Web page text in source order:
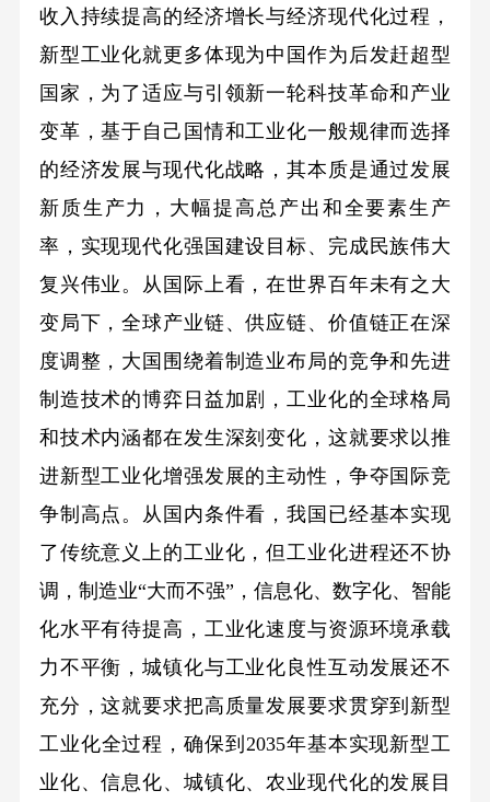
收入持续提高的经济增长与经济现代化过程，
新型工业化就更多体现为中国作为后发赶超型
国家，为了适应与引领新一轮科技革命和产业
变革，基于自己国情和工业化一般规律而选择
的经济发展与现代化战略，其本质是通过发展
新质生产力，大幅提高总产出和全要素生产
率，实现现代化强国建设目标、完成民族伟大
复兴伟业。从国际上看，在世界百年未有之大
变局下，全球产业链、供应链、价值链正在深
度调整，大国围绕着制造业布局的竞争和先进
制造技术的博弈日益加剧，工业化的全球格局
和技术内涵都在发生深刻变化，这就要求以推
进新型工业化增强发展的主动性，争夺国际竞
争制高点。从国内条件看，我国已经基本实现
了传统意义上的工业化，但工业化进程还不协
调，制造业“大而不强”，信息化、数字化、智能
化水平有待提高，工业化速度与资源环境承载
力不平衡，城镇化与工业化良性互动发展还不
充分，这就要求把高质量发展要求贯穿到新型
工业化全过程，确保到2035年基本实现新型工
业化、信息化、城镇化、农业现代化的发展目